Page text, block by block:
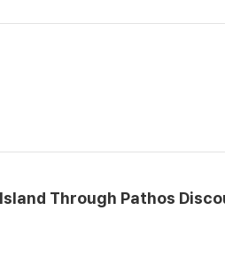
Island Through Pathos